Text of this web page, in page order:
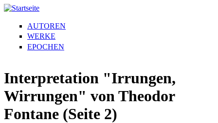
AUTOREN
WERKE
EPOCHEN
Interpretation "Irrungen,
Wirrungen" von Theodor
Fontane (Seite 2)